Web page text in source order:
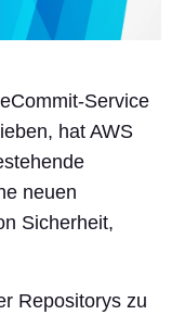
Service
hat AWS
neuen
Sicherheit,
Repositorys zu